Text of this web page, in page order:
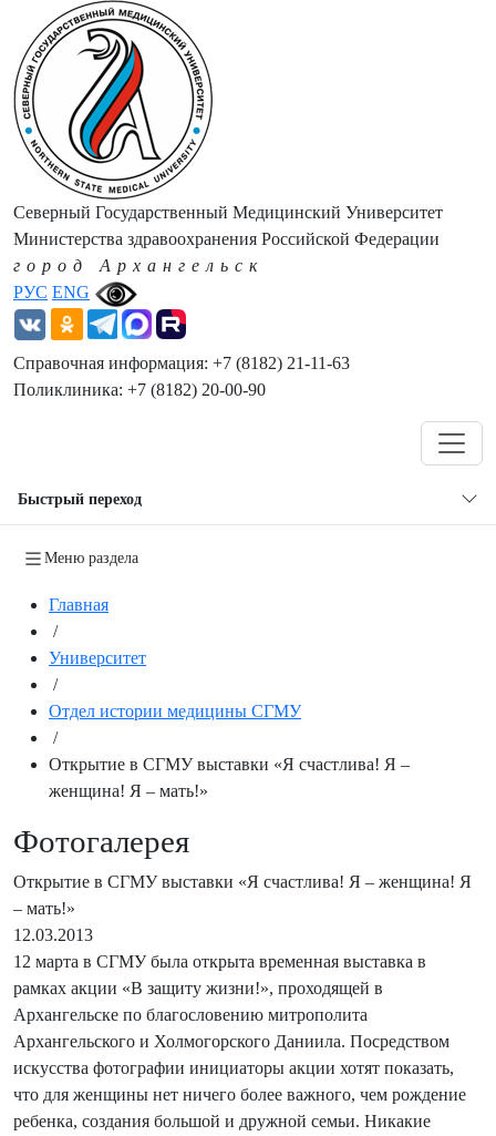
РУС ENG
Северный Государственный Медицинский Университет
Министерства здравоохранения Российской Федерации
город Архангельск
Справочная информация: +7 (8182) 21-11-63
Поликлиника: +7 (8182) 20-00-90
Быстрый переход
Меню раздела
Главная
/
Университет
/
Отдел истории медицины СГМУ
/
Открытие в СГМУ выставки «Я счастлива! Я –
женщина! Я – мать!»
Фотогалерея
Открытие в СГМУ выставки «Я счастлива! Я – женщина! Я
– мать!»
12.03.2013
12 марта в СГМУ была открыта временная выставка в
рамках акции «В защиту жизни!», проходящей в
Архангельске по благословению митрополита
Архангельского и Холмогорского Даниила. Посредством
искусства фотографии инициаторы акции хотят показать,
что для женщины нет ничего более важного, чем рождение
ребенка, создания большой и дружной семьи. Никакие